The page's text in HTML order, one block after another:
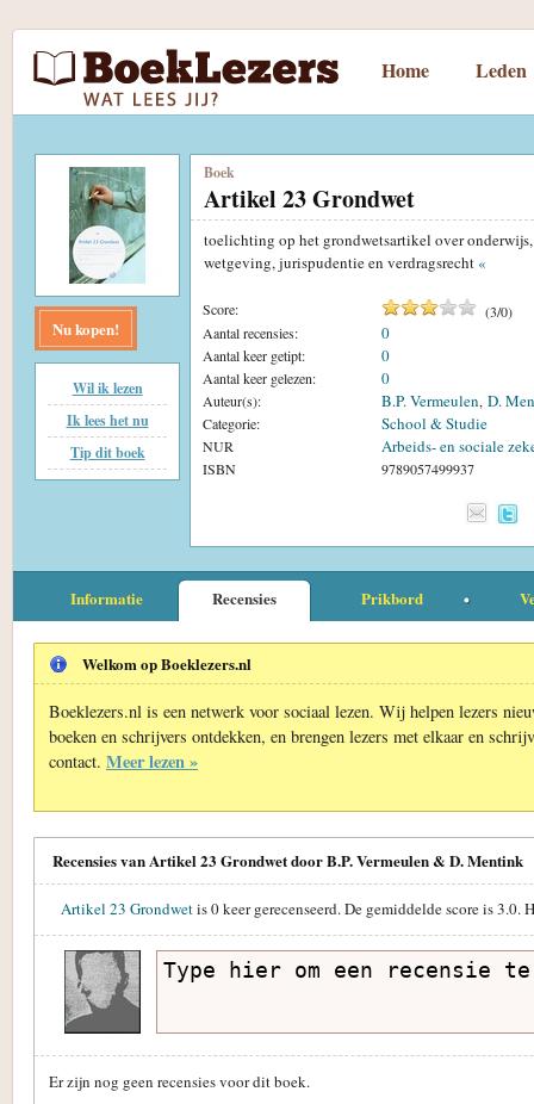
Home Leden
Nu kopen!
Wil ik lezen
Ik lees het nu
Tip dit boek
Boek
Artikel 23 Grondwet
toelichting op het grondwetsartikel over
wetgeving, jurispudentie en verdragsrecht «
Score: (3/0)
Aantal recensies:
0
Aantal keer getipt: 0
Aantal keer gelezen: 0
Auteur(s): B.P. Vermeulen, D.
Categorie: School & Studie
NUR Arbeids- en sociale
ISBN 9789057499937
Informatie Recensies Prikbord
Welkom op Boeklezers.nl
Boeklezers.nl is een netwerk voor sociaal lezen. Wij helpen lezers
boeken en schrijvers ontdekken, en brengen lezers met elkaar en
contact. Meer lezen »
Recensies van Artikel 23 Grondwet door B.P. Vermeulen & D. Mentink
Artikel 23 Grondwetis0keer gerecenseerd. De gemiddelde score is3.0.
Er zijn nog geen recensies voor dit boek.